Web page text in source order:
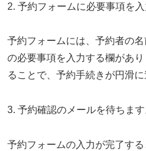
2. 予約フォームに必要事項を入
予約フォームには、予約者の
の必要事項を入力する欄があ
ることで、予約手続きが円滑に
3. 予約確認のメールを待ちます
予約フォームの入力が完了す